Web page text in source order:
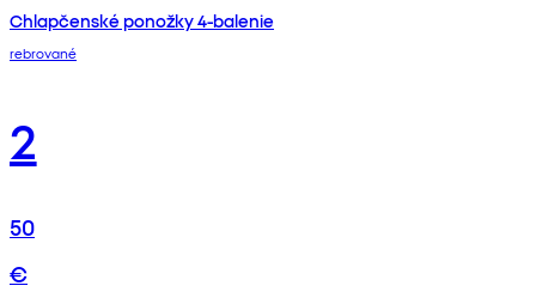
Chlapčenské ponožky 4-balenie
rebrované
2
50
€